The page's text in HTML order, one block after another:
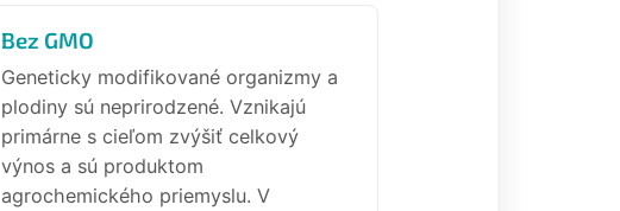
Bez GMO
Geneticky modifikované organizmy a
plodiny sú neprirodzené. Vznikajú
primárne s cieľom zvýšiť celkový
výnos a sú produktom
agrochemického priemyslu. V